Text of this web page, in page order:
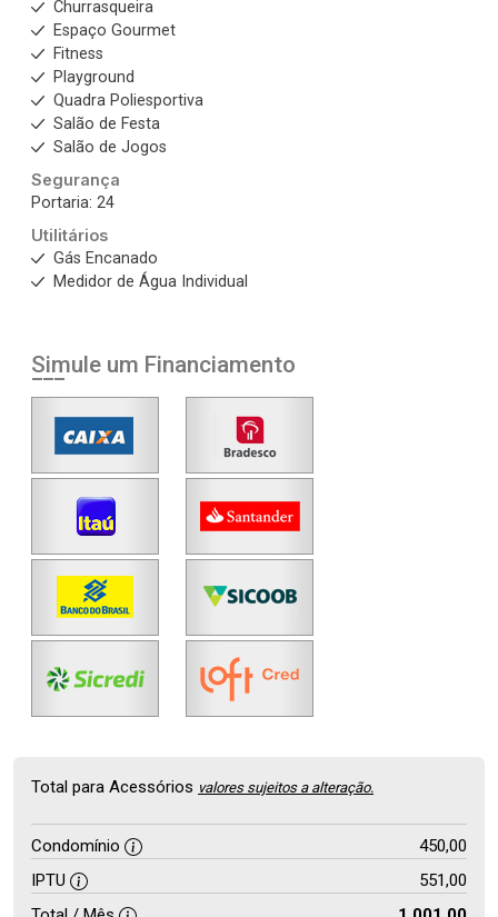
Churrasqueira
Espaço Gourmet
Fitness
Playground
Quadra Poliesportiva
Salão de Festa
Salão de Jogos
Segurança
Portaria: 24
Utilitários
Gás Encanado
Medidor de Água Individual
Simule um Financiamento
Total para Acessórios valores sujeitos a alteração.
Condomínio
450,00
IPTU
551,00